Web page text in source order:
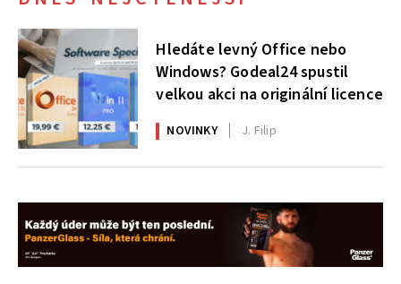
Hledáte levný Office nebo
Windows? Godeal24 spustil
velkou akci na originální licence
NOVINKY J. Filip